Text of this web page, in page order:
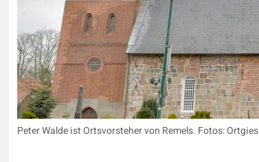
Peter Walde ist Ortsvorsteher von Remels. Fotos: Ortgies